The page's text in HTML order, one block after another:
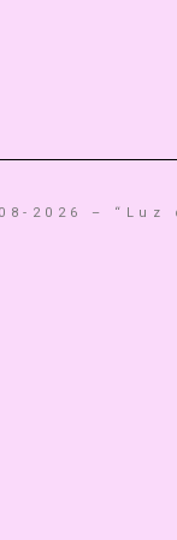
2026 –